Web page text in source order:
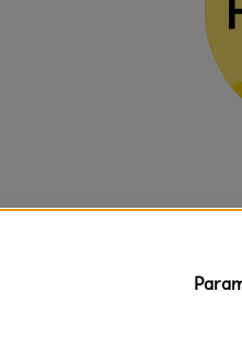
volumineux.